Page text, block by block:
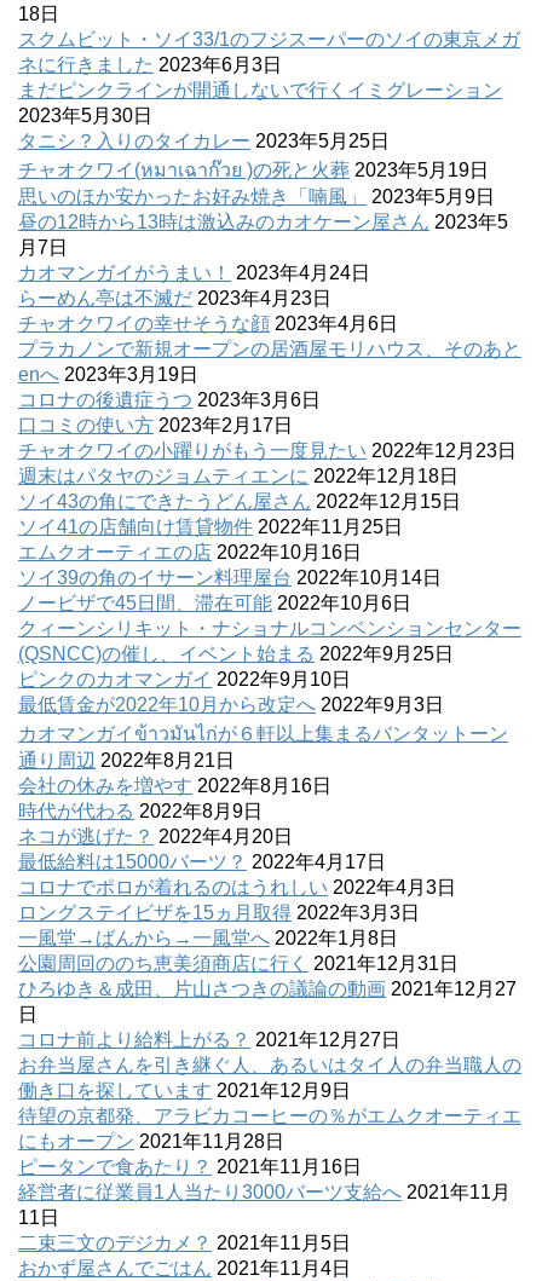
18日
スクムビット・ソイ33/1のフジスーパーのソイの東京メガ
ネに行きました 2023年6月3日
まだピンクラインが開通しないで行くイミグレーション
2023年5月30日
タニシ？入りのタイカレー 2023年5月25日
チャオクワイ(หมาเฉาก๊วย )の死と火葬 2023年5月19日
思いのほか安かったお好み焼き「喃風」
2023年5月9日
昼の12時から13時は激込みのカオケーン屋さん 2023年5
月7日
カオマンガイがうまい！
2023年4月24日
らーめん亭は不滅だ 2023年4月23日
チャオクワイの幸せそうな顔 2023年4月6日
プラカノンで新規オープンの居酒屋モリハウス、そのあと
enへ 2023年3月19日
コロナの後遺症うつ 2023年3月6日
口コミの使い方 2023年2月17日
チャオクワイの小躍りがもう一度見たい 2022年12月23日
週末はパタヤのジョムティエンに 2022年12月18日
ソイ43の角にできたうどん屋さん 2022年12月15日
ソイ41の店舗向け賃貸物件 2022年11月25日
エムクオーティエの店 2022年10月16日
ソイ39の角のイサーン料理屋台 2022年10月14日
ノービザで45日間、滞在可能 2022年10月6日
クィーンシリキット・ナショナルコンベンションセンター
(QSNCC)の催し、イベント始まる 2022年9月25日
ピンクのカオマンガイ 2022年9月10日
最低賃金が2022年10月から改定へ 2022年9月3日
カオマンガイข้าวมันไก่が６軒以上集まるバンタットーン
通り周辺 2022年8月21日
会社の休みを増やす 2022年8月16日
時代が代わる 2022年8月9日
ネコが逃げた？ 2022年4月20日
最低給料は15000バーツ？ 2022年4月17日
コロナでポロが着れるのはうれしい 2022年4月3日
ロングステイビザを15ヵ月取得 2022年3月3日
一風堂→ばんから→一風堂へ 2022年1月8日
公園周回ののち恵美須商店に行く
2021年12月31日
ひろゆき＆成田、片山さつきの議論の動画 2021年12月27
日
コロナ前より給料上がる？ 2021年12月27日
お弁当屋さんを引き継ぐ人、あるいはタイ人の弁当職人の
働き口を探しています 2021年12月9日
待望の京都発、アラビカコーヒーの％がエムクオーティエ
にもオープン 2021年11月28日
ピータンで食あたり？ 2021年11月16日
経営者に従業員1人当たり3000バーツ支給へ 2021年11月
11日
二束三文のデジカメ？ 2021年11月5日
おかず屋さんでごはん 2021年11月4日